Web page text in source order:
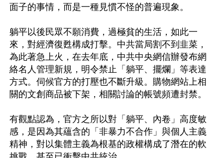
面子的事情，而是一種見慣不怪的普遍現象。
躺平以後民眾不願消費，過極貧的生活，如此一
來，對經濟復甦構成打擊。中共當局割不到韭菜，
為此著急上火，在去年底，中共中央網信辦發布網
絡名人管理新規，明令禁止「躺平、擺爛」等表達
方式。伺候官方的打壓也不斷升級。購物網站上相
關的文創商品被下架，相關討論的帳號頻遭封禁。
有觀點認為，官方之所以對「躺平、內卷」高度敏
感，是因為其蘊含的「非暴力不合作」與個人主義
精神，對以集體主義為根基的政權構成了潛在的軟